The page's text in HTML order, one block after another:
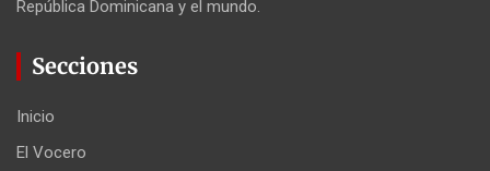
República Dominicana y el mundo.
Secciones
Inicio
El Vocero